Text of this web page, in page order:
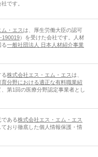
です。
ム・エスは、厚生労働大臣の認可
190019）を受けた会社です。人材
る一般社団法人 日本人材紹介事業
る株式会社エス・エム・エスは、
育分野における適正な有料職業紹
、第1回の医療分野認定事業者とし
である株式会社エス・エム・エス
ており徹底した個人情報保護・情